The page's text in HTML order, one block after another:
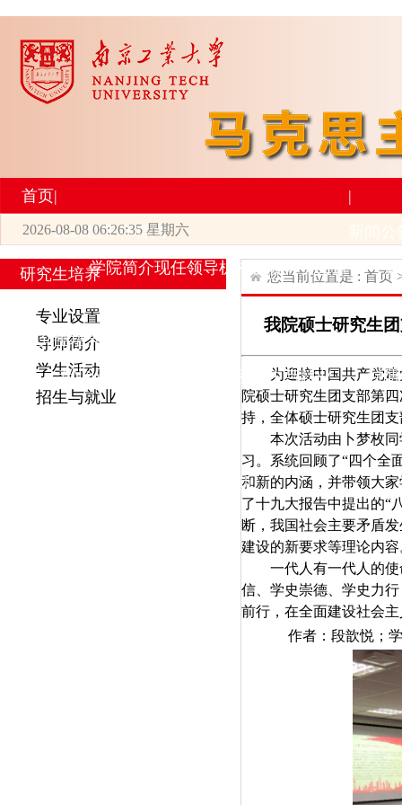
首页|
2026世界杯官网
学院简介现任领导机构设置师资力量
|
研究生培养
专业设置
学生活动 招生与就业
科
工会活动
2026-08-08 06:26:35 星期六
研究生培养
专业设置
导师简介
学生活动
招生与就业
您当前位置是 : 首页
我院硕士研究生
为迎接中国共产党建
院硕士研究生团支部第
持，全体硕士研究生团
本次活动由卜梦枚
习。系统回顾了“四个全
和新的内涵，并带领大
了十九大报告中提出的“
断，我国社会主要矛盾
建设的新要求等理论内容
一代人有一代人的
信、学史崇德、学史力
前行，在全面建设社会
作者：段歆悦；